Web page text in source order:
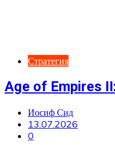
Стратегия
Age of Empires
Иосиф Сид
13.07.2026
0